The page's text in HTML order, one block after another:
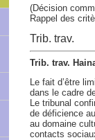
(Décision
Rappel des
Trib. trav.
Trib. trav.
Le fait d’être
dans le cadre
Le tribunal
de déficience
au domaine
contacts